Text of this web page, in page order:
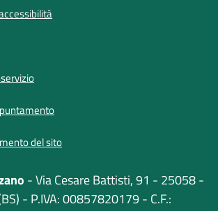
del sito
- Via Cesare Battisti, 91 - 25058 -
- P.IVA: 00857820179 - C.F.: